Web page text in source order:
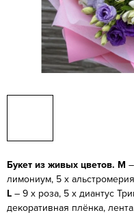
Букет из живых цветов. M
лимониум, 5 х
L – 9 х роза, 5 х диантус
декоративная плёнка,